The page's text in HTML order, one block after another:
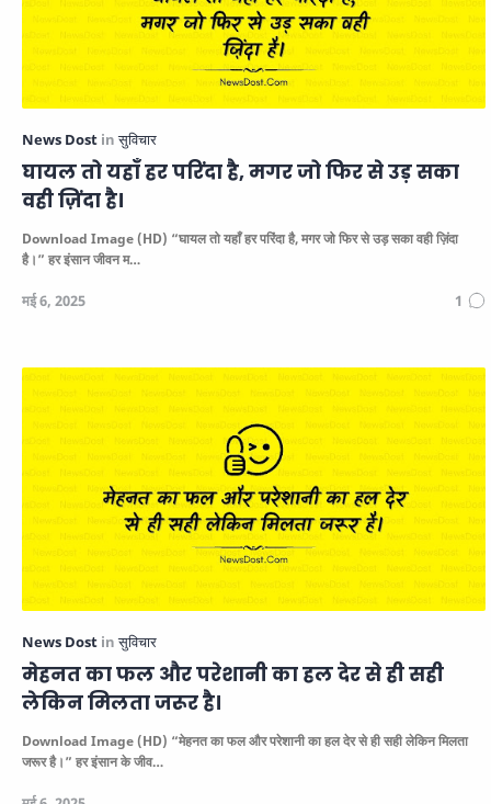
घायल तो यहाँ हर परिंदा है, मगर जो फिर से उड़ सका
वही ज़िंदा है।
Download Image (HD) “घायल तो यहाँ हर परिंदा है, मगर जो फिर से उड़ सका वही ज़िंदा
है।” हर इंसान जीवन म…
मेहनत का फल और परेशानी का हल देर से ही सही
लेकिन मिलता जरूर है।
Download Image (HD) “मेहनत का फल और परेशानी का हल देर से ही सही लेकिन मिलता
जरूर है।” हर इंसान के जीव…